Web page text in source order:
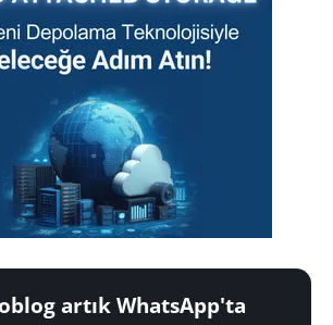
artık WhatsApp'ta